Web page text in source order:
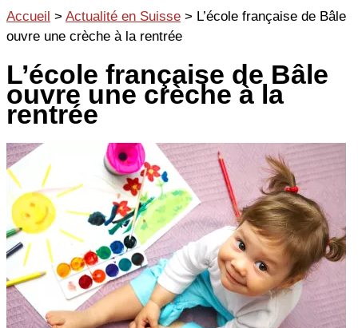
Aller
au
Accueil > Actualité en Suisse > L’école française de Bâle
ouvre une crèche à la rentrée
L’école française de Bâle
ouvre une crèche à la
rentrée